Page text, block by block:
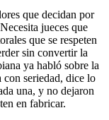
que decidan por
jueces que
que se respeten
sin convertir la
ya habló sobre la
con seriedad, dice lo
una, y no dejaron
en fabricar.